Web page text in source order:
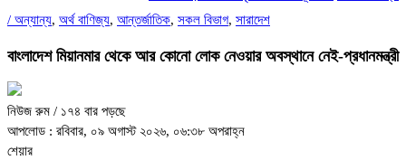
/ অন্যান্য, অর্থ বাণিজ্য, আন্তর্জাতিক, সকল বিভাগ, সারাদেশ
বাংলাদেশ মিয়ানমার থেকে আর কোনো লোক নেওয়ার অবস্থানে নেই-প্রধানমন্ত্রী
নিউজ রুম / ১৭৪ বার পড়ছে
আপলোড : রবিবার, ০৯ অগাস্ট ২০২৬, ০৬:৩৮ অপরাহ্ন
শেয়ার